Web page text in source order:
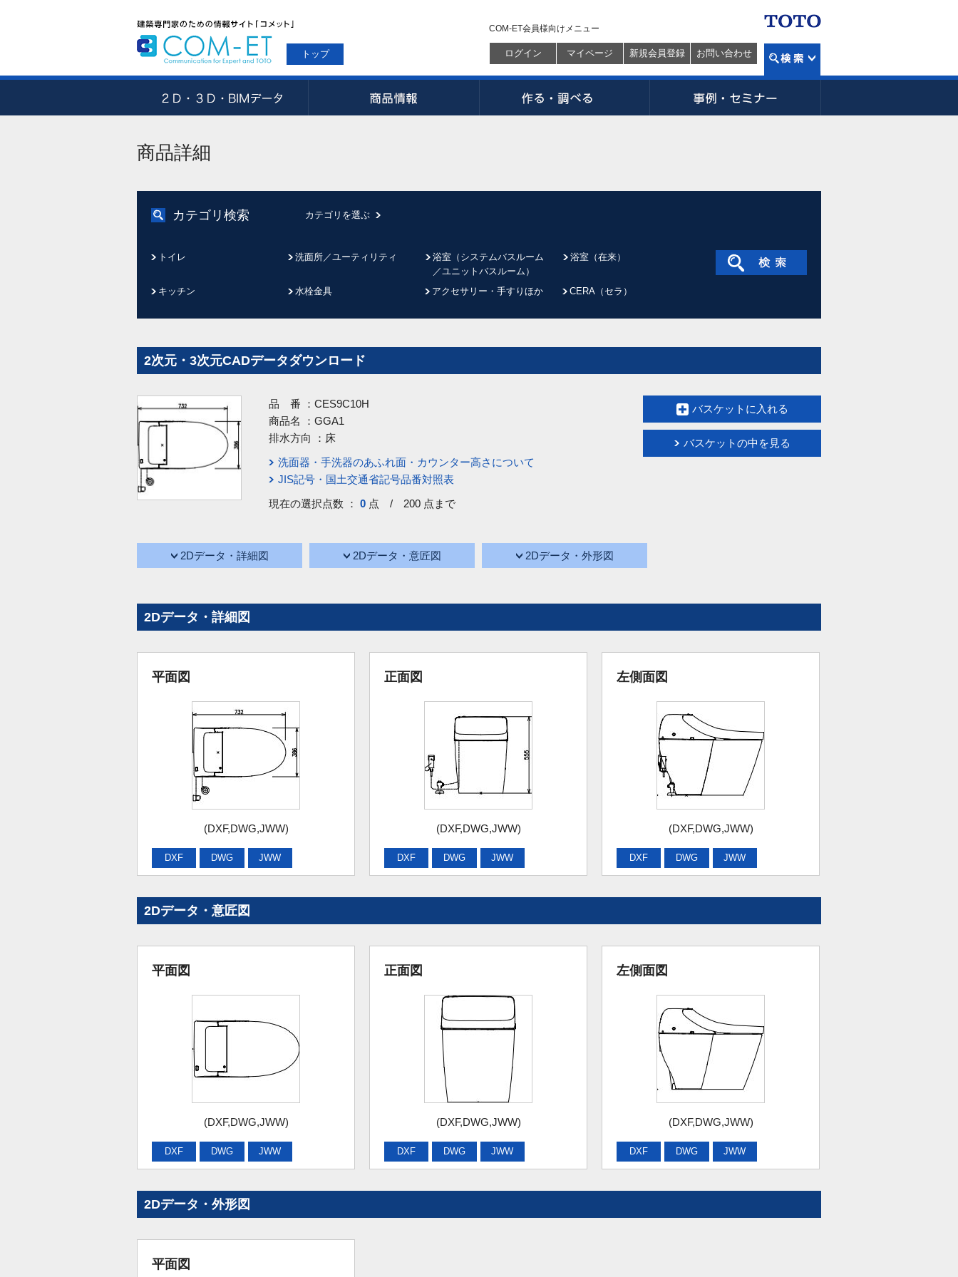
トップ
COM-ET会員様向けメニュー
ログイン マイページ 新規会員登録 お問い合わせ
商品詳細
カテゴリ検索 カテゴリを選ぶ
トイレ 洗面所／ユーティリティ
浴室（システムバスルーム
／ユニットバスルーム）
浴室（在来）
キッチン 水栓金具 アクセサリー・手すりほか CERA（セラ）
2次元・3次元CADデータダウンロード
品 番 ： CES9C10H
商品名 ： GGA1
排水方向 ： 床
洗面器・手洗器のあふれ面・カウンター高さについて
JIS記号・国土交通省記号品番対照表
現在の選択点数 ： 0 点 / 200 点まで
バスケットに入れる
バスケットの中を見る
2Dデータ・詳細図 2Dデータ・意匠図 2Dデータ・外形図
2Dデータ・詳細図
平面図
(DXF,DWG,JWW)
DXF DWG JWW
正面図
(DXF,DWG,JWW)
DXF DWG JWW
左側面図
(DXF,DWG,JWW)
DXF DWG JWW
2Dデータ・意匠図
平面図
(DXF,DWG,JWW)
DXF DWG JWW
正面図
(DXF,DWG,JWW)
DXF DWG JWW
左側面図
(DXF,DWG,JWW)
DXF DWG JWW
2Dデータ・外形図
平面図